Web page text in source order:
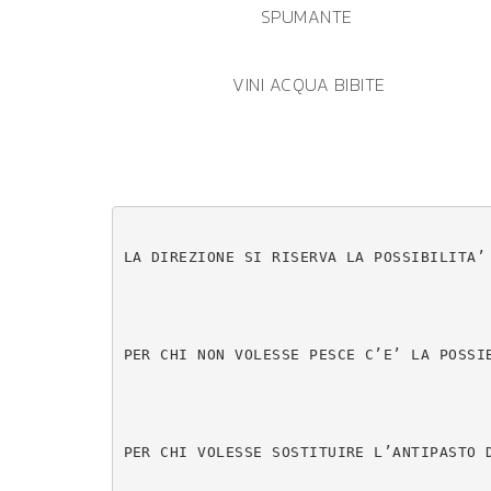
SPUMANTE
VINI ACQUA BIBITE
LA DIREZIONE SI RISERVA LA POSSIBILITA’
PER CHI NON VOLESSE PESCE C’E’ LA
PER CHI VOLESSE SOSTITUIRE